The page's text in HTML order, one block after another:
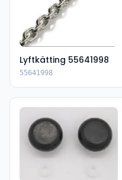
Lyftkätting 55641998
55641998